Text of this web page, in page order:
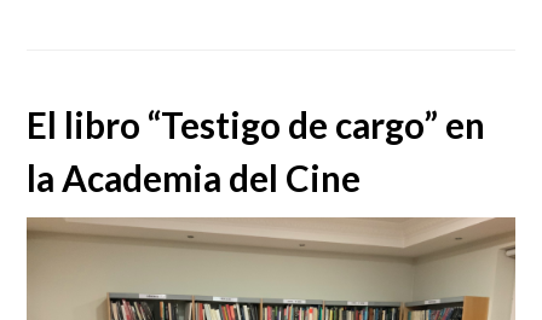
El libro “Testigo de cargo” en
la Academia del Cine